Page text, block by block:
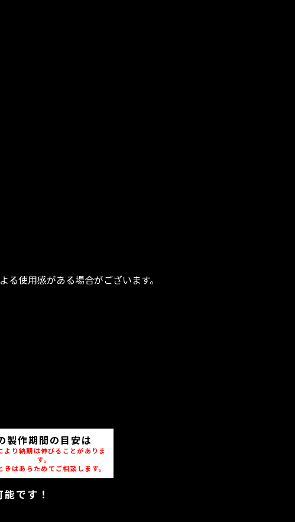
使用感がある場合がございます。
製作期間の目安は
より納期は伸びることがありま
す。
きはあらためてご相談します。
です！